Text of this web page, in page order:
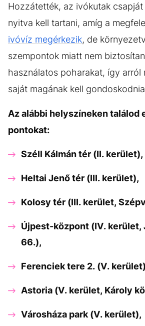
Hozzátették, az ivókutak
nyitva kell tartani, amíg a
ivóvíz megérkezik, de
szempontok miatt nem
használatos poharakat, így arról
saját magának kell
Az alábbi helyszíneken találod
pontokat:
Széll Kálmán tér (II. kerület),
Heltai Jenő tér (III. kerület),
Kolosy tér (III. kerület,
Újpest-központ (IV. kerület,
66.),
Ferenciek tere 2. (V.
Astoria (V. kerület, Károly
Városháza park (V. kerület),